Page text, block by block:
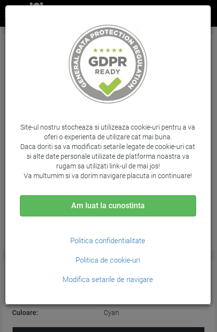
Cartus Cyan Xxl Nr.981Y L0R13A Original Hp
Pagewide Enterprise 556Dn
Brand: HP / Cod: L0R13A
CARACTERISTICI GENERALE:
Culoare: Cyan
Site-ul nostru stocheaza si utilizeaza cookie-uri pentru a va
oferi o experienta de utilizare cat mai buna.
Daca doriti sa va modificati setarile legate de cookie-uri cat
si alte date personale utilizate de platforma noastra va
rugam sa utilizati link-ul de mai jos!
Va multumim si va dorim navigare placuta in continuare!
Am luat la cunostinta
Politica confidentialitate
Politica de cookie-uri
Modifica setarile de navigare